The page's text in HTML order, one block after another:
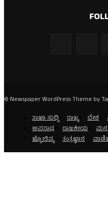
© Newspaper WordPress Theme by
ತಾಜಾ ಸುದ್ದಿ
ರಾಜ್ಯ ದೇಶ
ಅಪರಾಧ
ರಾಜಕೀಯ
ಜ್ಯೋತಿಷ್ಯ
ತಂತ್ರಜ್ಞಾನ